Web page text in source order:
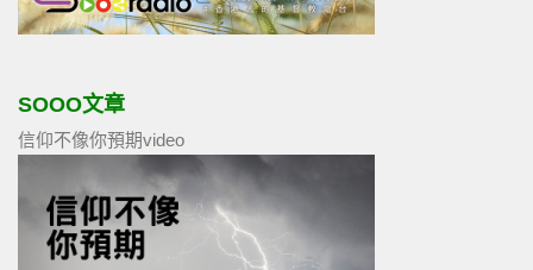
SOOO文章
信仰不像你預期video